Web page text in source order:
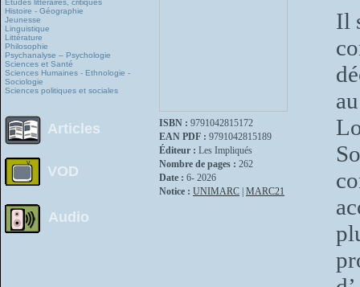
Histoire - Géographie
Jeunesse
Linguistique
Littérature
Philosophie
Psychanalyse – Psychologie
Sciences et Santé
Sciences Humaines - Ethnologie -
Sociologie
Sciences politiques et sociales
Articles
VOD
Audio
ISBN : 9791042815172
EAN PDF : 9791042815189
Éditeur : Les Impliqués
Nombre de pages : 262
Date : 6- 2026
Notice : UNIMARC MARC21
Il